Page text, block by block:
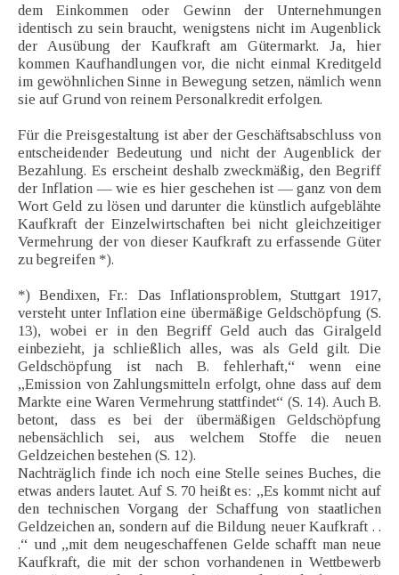
dem Einkommen oder Gewinn der Unternehmungen
identisch zu sein braucht, wenigstens nicht im Augenblick
der Ausübung der Kaufkraft am Gütermarkt. Ja, hier
kommen Kaufhandlungen vor, die nicht einmal Kreditgeld
im gewöhnlichen Sinne in Bewegung setzen, nämlich wenn
sie auf Grund von reinem Personalkredit erfolgen.
Für die Preisgestaltung ist aber der Geschäftsabschluss von
entscheidender Bedeutung und nicht der Augenblick der
Bezahlung. Es erscheint deshalb zweckmäßig, den Begriff
der Inflation — wie es hier geschehen ist — ganz von dem
Wort Geld zu lösen und darunter die künstlich aufgeblähte
Kaufkraft der Einzelwirtschaften bei nicht gleichzeitiger
Vermehrung der von dieser Kaufkraft zu erfassende Güter
zu begreifen *).
*) Bendixen, Fr.: Das Inflationsproblem, Stuttgart 1917,
versteht unter Inflation eine übermäßige Geldschöpfung (S.
13), wobei er in den Begriff Geld auch das Giralgeld
einbezieht, ja schließlich alles, was als Geld gilt. Die
Geldschöpfung ist nach B. fehlerhaft,“ wenn eine
„Emission von Zahlungsmitteln erfolgt, ohne dass auf dem
Markte eine Waren Vermehrung stattfindet“ (S. 14). Auch B.
betont, dass es bei der übermäßigen Geldschöpfung
nebensächlich sei, aus welchem Stoffe die neuen
Geldzeichen bestehen (S. 12).
Nachträglich finde ich noch eine Stelle seines Buches, die
etwas anders lautet. Auf S. 70 heißt es: ,,Es kommt nicht auf
den technischen Vorgang der Schaffung von staatlichen
Geldzeichen an, sondern auf die Bildung neuer Kaufkraft . .
.“ und „mit dem neugeschaffenen Gelde schafft man neue
Kaufkraft, die mit der schon vorhandenen in Wettbewerb